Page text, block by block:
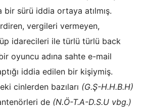
bir sürü iddia ortaya atılmış.
vergileri vermeyen,
idarecileri ile türlü türlü back
oyuncu adına sahte e-mail
iddia edilen bir kişiymiş.
cinlerden bazıları (G.Ş-H.H.B.H)
de (N.Ö-T.A-D.S.U vbg.)